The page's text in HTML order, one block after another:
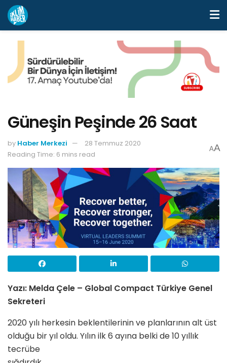
Güneşin Peşinde 26 Saat
by Haber Merkezi
28 Temmuz 2020
Reading Time: 6 mins read
AA
Yazı: Melda Çele – Global Compact Türkiye Genel
Sekreteri
2020 yılı herkesin beklentilerinin ve planlarının alt üst
olduğu bir yıl oldu. Yılın ilk 6 ayına belki de 10 yıllık
tecrübe